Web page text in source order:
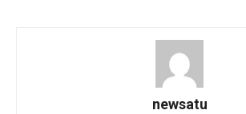
newsatu